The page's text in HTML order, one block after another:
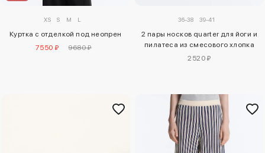
XS S M L
Куртка с отделкой под неопрен
7550 ₽
9680 ₽
36-38 39-41
2 пары носков quarter для йоги и
пилатеса из смесового хлопка
2520 ₽